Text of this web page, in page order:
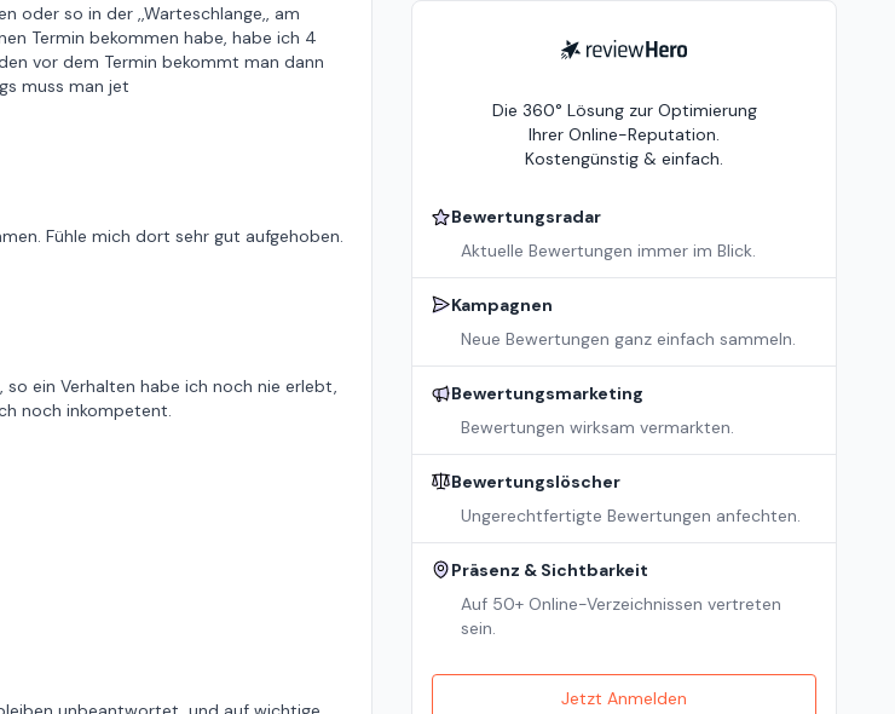
oder so in der ,,Warteschlange,, am
Termin bekommen habe, habe ich 4
vor dem Termin bekommt man dann
muss man jet
Fühle mich dort sehr gut aufgehoben.
so ein Verhalten habe ich noch nie erlebt,
noch inkompetent.
ReviewHero
Die 360° Lösung zur Optimierung
Ihrer Online-Reputation.
Kostengünstig & einfach.
Bewertungsradar
Aktuelle Bewertungen immer im Blick.
Kampagnen
Neue Bewertungen ganz einfach sammeln.
Bewertungsmarketing
Bewertungen wirksam vermarkten.
Bewertungslöscher
Ungerechtfertigte Bewertungen anfechten.
Präsenz & Sichtbarkeit
Auf 50+ Online-Verzeichnissen vertreten
sein.
Jetzt Anmelden